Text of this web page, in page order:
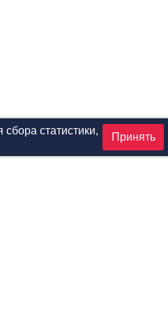
сбора статистики,
Принять